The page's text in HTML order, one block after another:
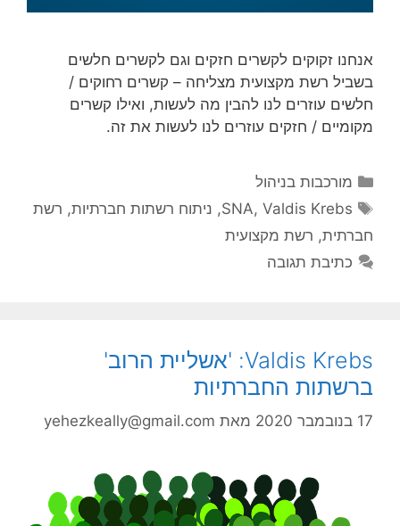
אנחנו זקוקים לקשרים חזקים וגם לקשרים חלשים
בשביל רשת מקצועית מצליחה – קשרים רחוקים /
חלשים עוזרים לנו להבין מה לעשות, ואילו קשרים
מקומיים / חזקים עוזרים לנו לעשות את זה.
קטגוריות
מורכבות בניהול
תגיות
SNA, Valdis Krebs
, ניתוח רשתות חברתיות, רשת
חברתית, רשת מקצועית
כתיבת תגובה
Valdis Krebs: 'אשליית הרוב'
ברשתות החברתיות
17 בנובמבר 2020 מאת yehezkeally@gmail.com